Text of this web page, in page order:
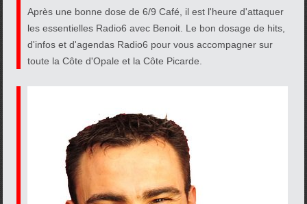
Après une bonne dose de 6/9 Café, il est l'heure d'attaquer
les essentielles Radio6 avec Benoit. Le bon dosage de hits,
d'infos et d'agendas Radio6 pour vous accompagner sur
toute la Côte d'Opale et la Côte Picarde.